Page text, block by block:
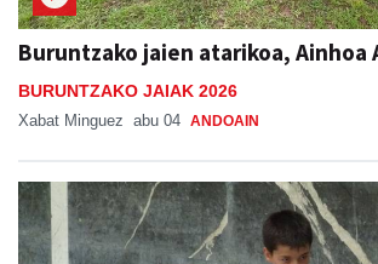
Buruntzako jaien atarikoa, Ainhoa
BURUNTZAKO JAIAK 2026
Xabat Minguez abu 04 ANDOAIN